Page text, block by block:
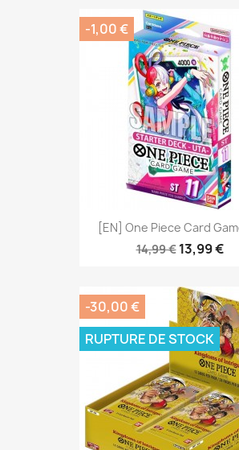
[EN] One Piece Card
14,99 € 13,99 €
-1,00 €
-30,00 €
RUPTURE DE STOCK